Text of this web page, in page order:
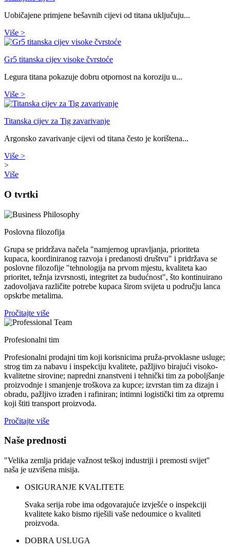
Uobičajene primjene bešavnih cijevi od titana uključuju...
Više >
Gr5 titanska cijev visoke čvrstoće
Legura titana pokazuje dobru otpornost na koroziju u...
Više >
Titanska cijev za Tig zavarivanje
Argonsko zavarivanje cijevi od titana često je korištena...
Više >
>
Više
O tvrtki
Poslovna filozofija
Grupa se pridržava načela "namjernog upravljanja, prioriteta
kupaca, koordiniranog razvoja i predanosti društvu" i pridržava se
poslovne filozofije "tehnologija na prvom mjestu, kvaliteta kao
prioritet, težnja izvrsnosti, integritet za budućnost", što kontinuirano
zadovoljava različite potrebe kupaca širom svijeta u području lanca
opskrbe metalima.
Pročitajte više
Profesionalni tim
Profesionalni prodajni tim koji korisnicima pruža-prvoklasne usluge;
strog tim za nabavu i inspekciju kvalitete, pažljivo birajući visoko-
kvalitetne sirovine; napredni znanstveni i tehnički tim za poboljšanje
proizvodnje i smanjenje troškova za kupce; izvrstan tim za dizajn i
obradu, pažljivo izrađen i rafiniran; intimni logistički tim za otpremu
koji štiti transport proizvoda.
Pročitajte više
Naše prednosti
"Velika zemlja pridaje važnost teškoj industriji i premosti svijet"
naša je uzvišena misija.
OSIGURANJE KVALITETE
Svaka serija robe ima odgovarajuće izvješće o inspekciji
kvalitete kako bismo riješili vaše nedoumice o kvaliteti
proizvoda.
DOBRA USLUGA